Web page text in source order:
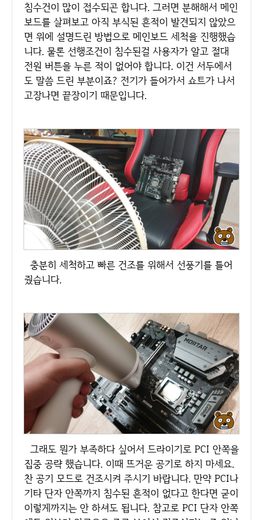
침수건이 많이 접수되곤 합니다. 그러면 분해해서 메인
보드를 살펴보고 아직 부식된 흔적이 발견되지 않았으
면 위에 설명드린 방법으로 메인보드 세척을 진행했습
니다. 물론 선행조건이 침수된걸 사용자가 알고 절대
전원 버튼을 누른 적이 없어야 합니다. 이건 서두에서
도 말씀 드린 부분이죠? 전기가 들어가서 쇼트가 나서
고장나면 끝장이기 때문입니다.
충분히 세척하고 빠른 건조를 위해서 선풍기를 틀어
줬습니다.
그래도 뭔가 부족하다 싶어서 드라이기로 PCI 안쪽을
집중 공략 했습니다. 이때 뜨거운 공기로 하지 마세요.
찬 공기 모드로 건조시켜 주시기 바랍니다. 만약 PCI나
기타 단자 안쪽까지 침수된 흔적이 없다고 한다면 굳이
이렇게까지는 안 하셔도 됩니다. 참고로 PCI 단자 안쪽